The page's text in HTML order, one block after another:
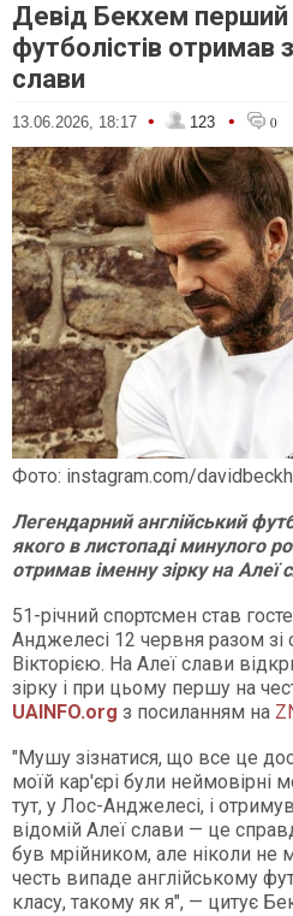
Девід Бекхем
футболістів отримав
слави
13.06.2026, 18:17 • 123 • 0
Фото: instagram.com/
Легендарний англійський
якого в листопаді минулого
отримав іменну зірку на Алеї
51-річний спортсмен став
Анджелесі 12 червня разом
Вікторією. На Алеї слави
зірку і при цьому першу на
UAINFO.org з посиланням на
"Мушу зізнатися, що все це
моїй кар'єрі були неймовірні
тут, у Лос-Анджелесі, і
відомій Алеї слави — це
був мрійником, але ніколи не
честь випаде англійському
класу, такому як я", — цитує